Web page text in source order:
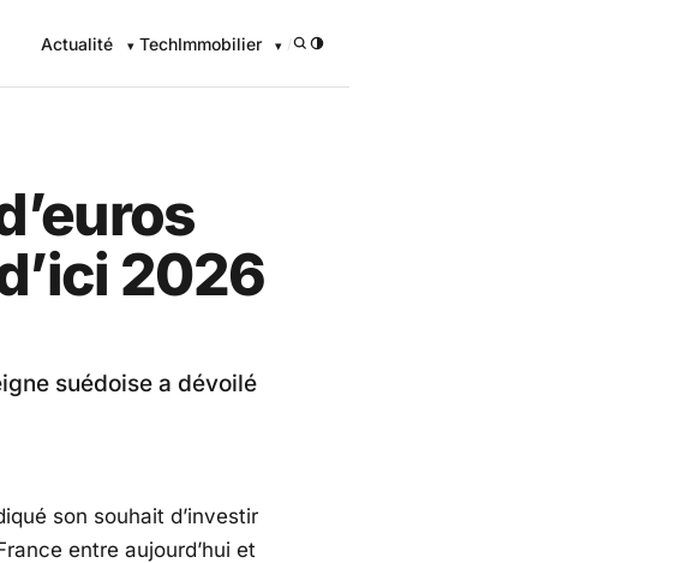
Actualité TechImmobilier /
2026
suédoise a dévoilé
son souhait d’investir
entre aujourd’hui et